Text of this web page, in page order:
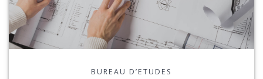
BUREAU D’ETUDES